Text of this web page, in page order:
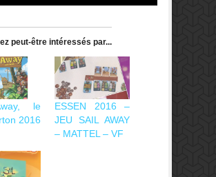
peut-être intéressés par...
le
2016
ESSEN 2016 –
JEU SAIL AWAY
– MATTEL – VF